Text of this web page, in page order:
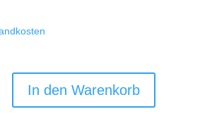
In den Warenkorb